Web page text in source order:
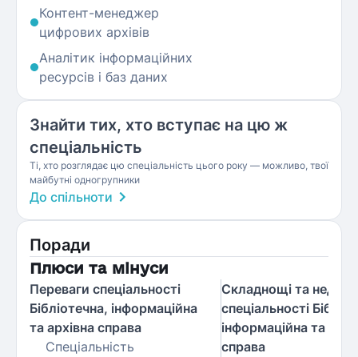
Контент-менеджер
цифрових архівів
Аналітик інформаційних
ресурсів і баз даних
Знайти тих, хто вступає на цю ж
спеціальність
Ті, хто розглядає цю спеціальність цього року — можливо, твої
майбутні одногрупники
До спільноти
Поради
Плюси та мінуси
Переваги спеціальності
Бібліотечна, інформаційна
та архівна справа
Спеціальність
Складнощі та
спеціальності
інформаційна та
справа